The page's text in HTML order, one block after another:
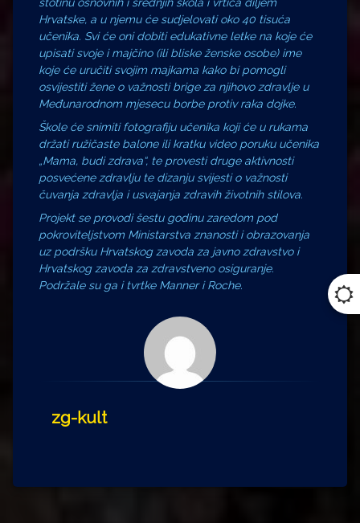
stotinu osnovnih i srednjih škola i vrtića diljem
Hrvatske, a u njemu će sudjelovati oko 40 tisuća
učenika. Svi će oni dobiti edukativne letke na koje će
upisati svoje i majčino (ili bliske ženske osobe) ime
koje će uručiti svojim majkama kako bi pomogli
osvijestiti žene o važnosti brige za njihovo zdravlje u
Međunarodnom mjesecu borbe protiv raka dojke.
Škole će snimiti fotografiju učenika koji će u rukama
držati ružičaste balone ili kratku video poruku učenika
„Mama, budi zdrava“, te provesti druge aktivnosti
posvećene zdravlju te dizanju svijesti o važnosti
čuvanja zdravlja i usvajanja zdravih životnih stilova.
Projekt se provodi šestu godinu zaredom pod
pokroviteljstvom Ministarstva znanosti i obrazovanja
uz podršku Hrvatskog zavoda za javno zdravstvo i
Hrvatskog zavoda za zdravstveno osiguranje.
Podržale su ga i tvrtke Manner i Roche.
zg-kult